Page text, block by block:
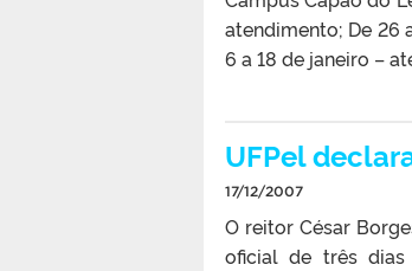
atendimento; De 26
6 a 18 de janeiro –
UFPel
17/12/2007
O reitor César
oficial de três dias